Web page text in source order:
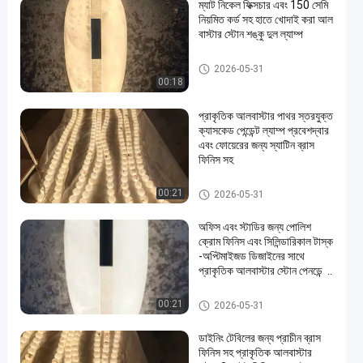
00:18
ম্যাট নিকেল ফিক্সচার এবং 150 সেমি
নিয়মিত কর্ড সহ হাতে খোদাই করা আল
বাস্টার স্টোন শঙ্কু দুল ল্যাম্প
দুল চ্যান্ডেলাইয়ার লাইট
2026-05-31
00:21
প্রাকৃতিক আলবাস্টার পাথর স্তরযুক্ত
ক্যাসকেড পেন্ডেন্ট ল্যাম্প প্রবেশদ্বার
এবং ফোয়েরের জন্য স্যাটিন ব্রাস
ফিনিস সহ
দুল চ্যান্ডেলাইয়ার লাইট
2026-05-31
00:21
অফিস এবং স্টাডির জন্য পোলিশ
ক্রোম ফিনিস এবং সিলিন্ডারিকাল টাস্ক
-অপ্টিমাইজড ডিজাইনের সাথে
প্রাকৃতিক আলবাস্টার স্টোন পেনডেন্ট
দুল চ্যান্ডেলাইয়ার লাইট
2026-05-31
ডাইনিং টেবিলের জন্য প্রাচীন ব্রাস
ফিনিস সহ প্রাকৃতিক আলবাস্টার